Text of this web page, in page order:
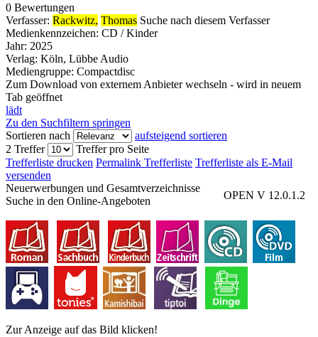
0 Bewertungen
Verfasser: Rackwitz, Thomas Suche nach diesem Verfasser
Medienkennzeichen: CD / Kinder
Jahr: 2025
Verlag: Köln, Lübbe Audio
Mediengruppe: Compactdisc
Zum Download von externem Anbieter wechseln - wird in neuem
Tab geöffnet
lädt
Zu den Suchfiltern springen
Sortieren nach
aufsteigend sortieren
2 Treffer
Treffer pro Seite
Trefferliste drucken Permalink Trefferliste Trefferliste als E-Mail
versenden
OPEN V 12.0.1.2
Neuerwerbungen und Gesamtverzeichnisse
Zur Anzeige auf das Bild klicken!
Suche in den Online-Angeboten